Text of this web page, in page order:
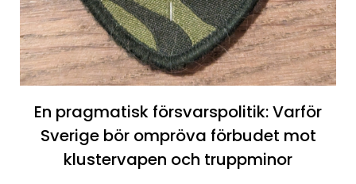
En pragmatisk försvarspolitik: Varför
Sverige bör ompröva förbudet mot
klustervapen och truppminor